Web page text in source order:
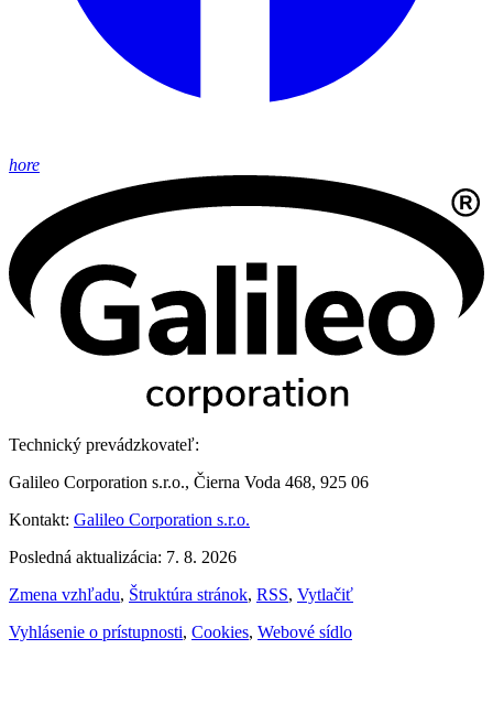
hore
Technický prevádzkovateľ:
Galileo Corporation s.r.o., Čierna Voda 468, 925 06
Kontakt: Galileo Corporation s.r.o.
Posledná aktualizácia: 7. 8. 2026
Zmena vzhľadu, Štruktúra stránok, RSS, Vytlačiť
Vyhlásenie o prístupnosti, Cookies, Webové sídlo